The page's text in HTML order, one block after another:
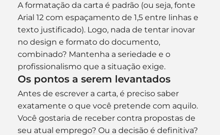
A formatação da carta é padrão (ou seja, fonte
Arial 12 com espaçamento de 1,5 entre linhas e
texto justificado). Logo, nada de tentar inovar
no design e formato do documento,
combinado? Mantenha a seriedade e o
profissionalismo que a situação exige.
Os pontos a serem levantados
Antes de escrever a carta, é preciso saber
exatamente o que você pretende com aquilo.
Você gostaria de receber contra propostas de
seu atual emprego? Ou a decisão é definitiva?